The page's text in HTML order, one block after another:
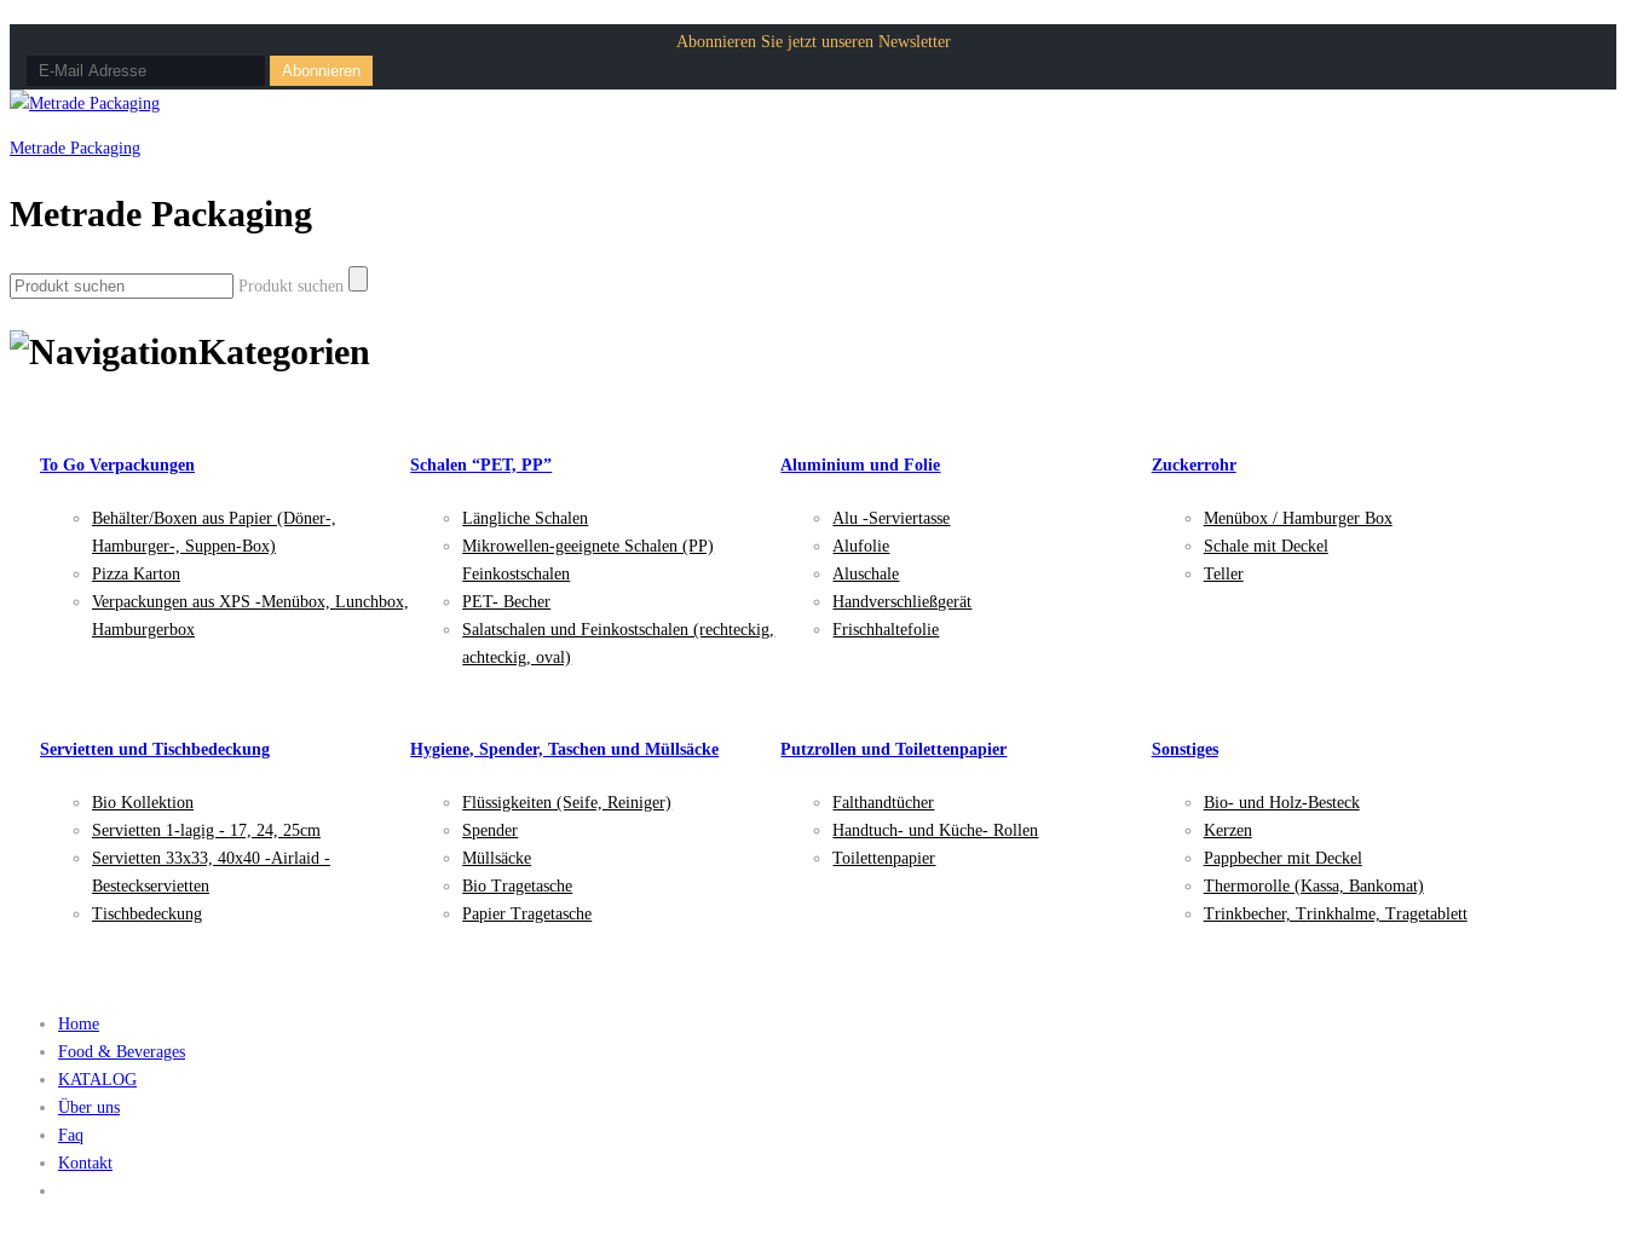
Abonnieren Sie jetzt unseren Newsletter
Metrade Packaging
Metrade Packaging
Produkt suchen
Kategorien
To Go Verpackungen
Behälter/Boxen aus Papier (Döner-,
Hamburger-, Suppen-Box)
Pizza Karton
Verpackungen aus XPS -Menübox, Lunchbox,
Hamburgerbox
Schalen “PET, PP”
Längliche Schalen
Mikrowellen-geeignete Schalen (PP)
Feinkostschalen
PET- Becher
Salatschalen und Feinkostschalen (rechteckig,
achteckig, oval)
Aluminium und Folie
Alu -Serviertasse
Alufolie
Aluschale
Handverschließgerät
Frischhaltefolie
Zuckerrohr
Menübox / Hamburger Box
Schale mit Deckel
Teller
Servietten und Tischbedeckung
Bio Kollektion
Servietten 1-lagig - 17, 24, 25cm
Servietten 33x33, 40x40 -Airlaid -
Besteckservietten
Tischbedeckung
Hygiene, Spender, Taschen und Müllsäcke
Flüssigkeiten (Seife, Reiniger)
Spender
Müllsäcke
Bio Tragetasche
Papier Tragetasche
Putzrollen und Toilettenpapier
Falthandtücher
Handtuch- und Küche- Rollen
Toilettenpapier
Sonstiges
Bio- und Holz-Besteck
Kerzen
Pappbecher mit Deckel
Thermorolle (Kassa, Bankomat)
Trinkbecher, Trinkhalme, Tragetablett
Home
Food & Beverages
KATALOG
Über uns
Faq
Kontakt